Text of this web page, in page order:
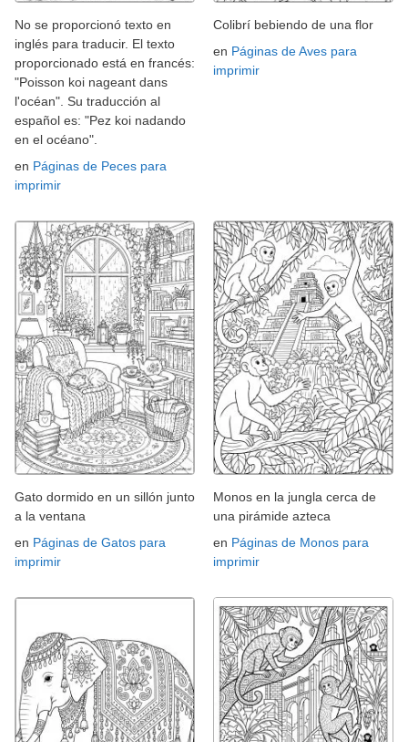
No se proporcionó texto en
inglés para traducir. El texto
proporcionado está en francés:
"Poisson koi nageant dans
l'océan". Su traducción al
español es: "Pez koi nadando
en el océano".
en Páginas de Peces para
imprimir
Colibrí bebiendo de una flor
en Páginas de Aves para
imprimir
Gato dormido en un sillón junto
a la ventana
en Páginas de Gatos para
imprimir
Monos en la jungla cerca de
una pirámide azteca
en Páginas de Monos para
imprimir